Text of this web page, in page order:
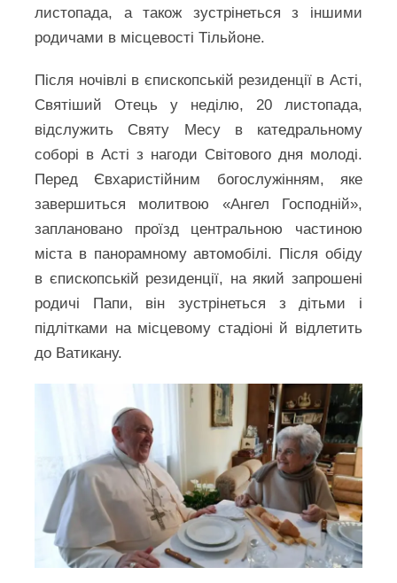
листопада, а також зустрінеться з іншими
родичами в місцевості Тільйоне.
Після ночівлі в єпископській резиденції в Асті,
Святіший Отець у неділю, 20 листопада,
відслужить Святу Месу в катедральному
соборі в Асті з нагоди Світового дня молоді.
Перед Євхаристійним богослужінням, яке
завершиться молитвою «Ангел Господній»,
заплановано проїзд центральною частиною
міста в панорамному автомобілі. Після обіду
в єпископській резиденції, на який запрошені
родичі Папи, він зустрінеться з дітьми і
підлітками на місцевому стадіоні й відлетить
до Ватикану.